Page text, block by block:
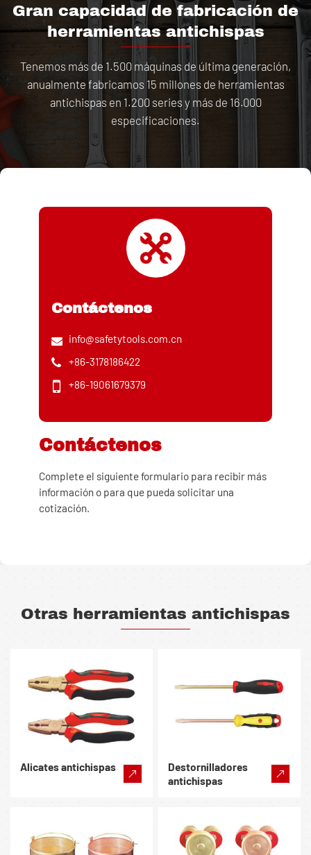
Gran capacidad de fabricación de
herramientas antichispas
Tenemos más de 1.500 máquinas de última generación,
anualmente fabricamos 15 millones de herramientas
antichispas en 1.200 series y más de 16.000
especificaciones.
Contáctenos
info@safetytools.com.cn
+86-3178186422
+86-19061679379
Contáctenos
Complete el siguiente formulario para recibir más
información o para que pueda solicitar una
cotización.
Otras herramientas antichispas
Alicates antichispas
Destornilladores
antichispas